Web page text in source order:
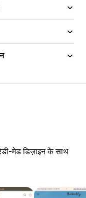
मेड डिज़ाइन के साथ